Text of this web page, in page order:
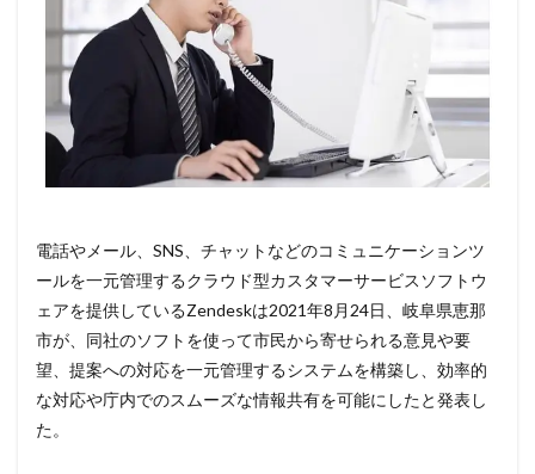
電話やメール、SNS、チャットなどのコミュニケーションツ
ールを一元管理するクラウド型カスタマーサービスソフトウ
ェアを提供しているZendeskは2021年8月24日、岐阜県恵那
市が、同社のソフトを使って市民から寄せられる意見や要
望、提案への対応を一元管理するシステムを構築し、効率的
な対応や庁内でのスムーズな情報共有を可能にしたと発表し
た。